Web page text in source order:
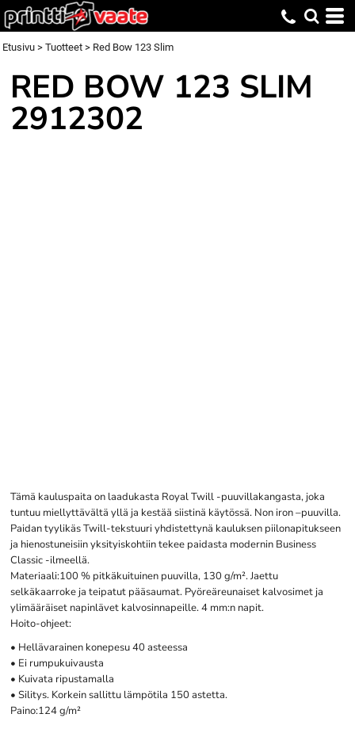
Etusivu > Tuotteet > Red Bow 123 Slim
RED BOW 123 SLIM
2912302
Tämä kauluspaita on laadukasta Royal Twill -puuvillakangasta, joka
tuntuu miellyttävältä yllä ja kestää siistinä käytössä. Non iron –puuvilla.
Paidan tyylikäs Twill-tekstuuri yhdistettynä kauluksen piilonapitukseen
ja hienostuneisiin yksityiskohtiin tekee paidasta modernin Business
Classic -ilmeellä.
Materiaali:100 % pitkäkuituinen puuvilla, 130 g/m². Jaettu
selkäkaarroke ja teipatut pääsaumat. Pyöreäreunaiset kalvosimet ja
ylimääräiset napinlävet kalvosinnapeille. 4 mm:n napit.
Hoito-ohjeet:
• Hellävarainen konepesu 40 asteessa
• Ei rumpukuivausta
• Kuivata ripustamalla
• Silitys. Korkein sallittu lämpötila 150 astetta.
Paino:124 g/m²